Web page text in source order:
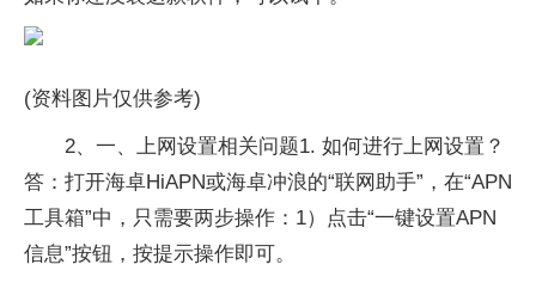
(资料图片仅供参考)
2、一、上网设置相关问题1. 如何进行上网设置？
答：打开海卓HiAPN或海卓冲浪的“联网助手”，在“APN
工具箱”中，只需要两步操作：1）点击“一键设置APN
信息”按钮，按提示操作即可。